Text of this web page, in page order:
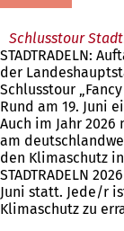
Schlusstour
STADTRADELN:
der
Schlusstour
Rund am 19. Juni
Auch im Jahr
am
den Klimaschutz
STADTRADELN
Juni statt. Jede/r
Klimaschutz zu